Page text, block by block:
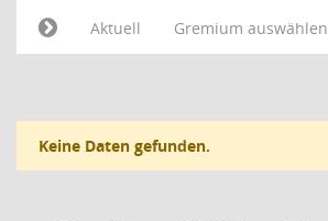
Aktuell
Gremium auswählen
Keine Daten gefunden.